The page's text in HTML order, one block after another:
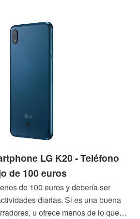
LG K20 - Teléfono
de 100 euros
de 100 euros y debería ser
diarias. Si es una buena
u ofrece menos de lo que